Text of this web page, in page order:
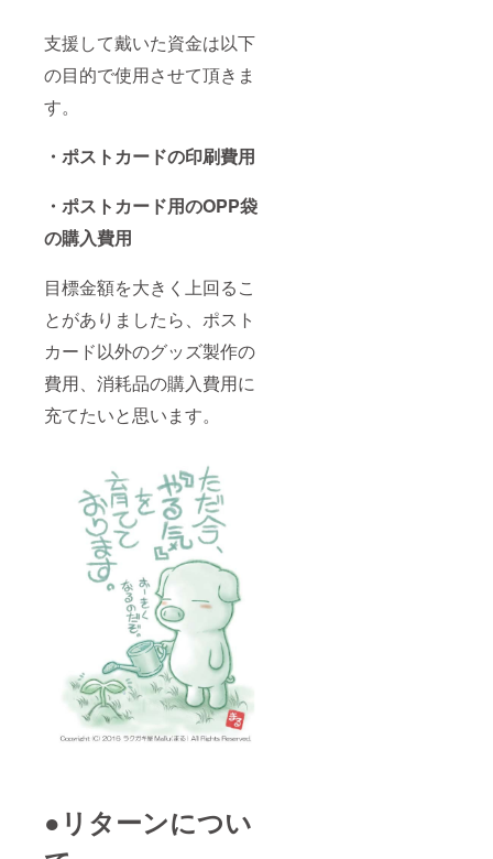
支援して戴いた資金は以下
の目的で使用させて頂きま
す。
・ポストカードの印刷費用
・ポストカード用のOPP袋
の購入費用
目標金額を大きく上回るこ
とがありましたら、ポスト
カード以外のグッズ製作の
費用、消耗品の購入費用に
充てたいと思います。
●リターンについ